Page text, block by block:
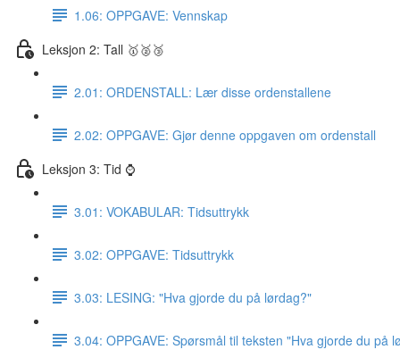
1.06: OPPGAVE: Vennskap
Leksjon 2: Tall 🥇🥈🥉
2.01: ORDENSTALL: Lær disse ordenstallene
2.02: OPPGAVE: Gjør denne oppgaven om ordenstall
Leksjon 3: Tid ⌚️
3.01: VOKABULAR: Tidsuttrykk
3.02: OPPGAVE: Tidsuttrykk
3.03: LESING: "Hva gjorde du på lørdag?"
3.04: OPPGAVE: Spørsmål til teksten "Hva gjorde du på